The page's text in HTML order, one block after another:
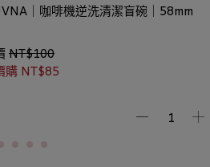
｜咖啡機逆洗清潔盲碗｜58mm
NT$100
購 NT$85